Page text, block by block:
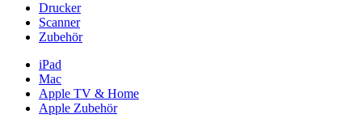
Drucker
Scanner
Zubehör
iPad
Mac
Apple TV & Home
Apple Zubehör